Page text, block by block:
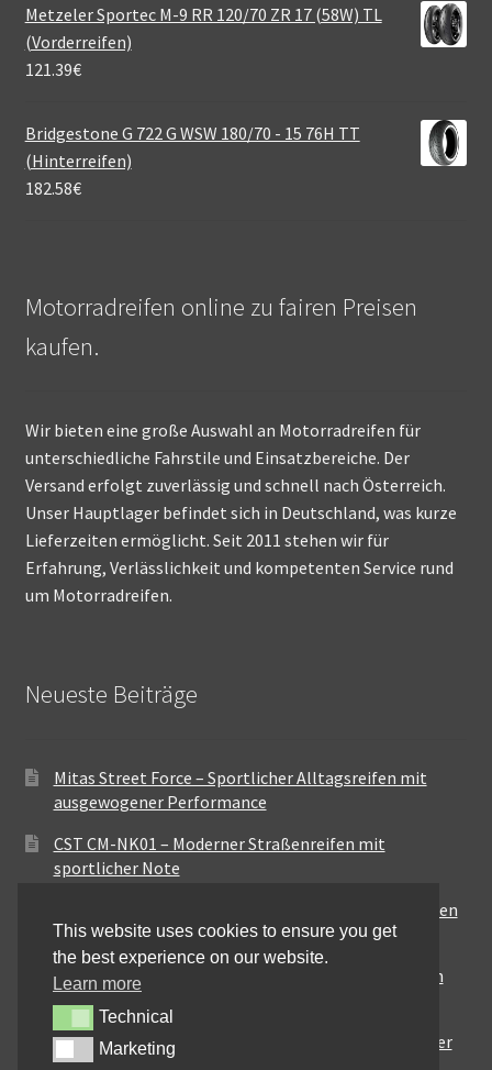
Metzeler Sportec M-9 RR 120/70 ZR 17 (58W) TL
(Vorderreifen)
121.39€
Bridgestone G 722 G WSW 180/70 - 15 76H TT
(Hinterreifen)
182.58€
Motorradreifen online zu fairen Preisen
kaufen.
Wir bieten eine große Auswahl an Motorradreifen für
unterschiedliche Fahrstile und Einsatzbereiche. Der
Versand erfolgt zuverlässig und schnell nach Österreich.
Unser Hauptlager befindet sich in Deutschland, was kurze
Lieferzeiten ermöglicht. Seit 2011 stehen wir für
Erfahrung, Verlässlichkeit und kompetenten Service rund
um Motorradreifen.
Neueste Beiträge
Mitas Street Force – Sportlicher Alltagsreifen mit
ausgewogener Performance
CST CM-NK01 – Moderner Straßenreifen mit
sportlicher Note
Maxxis MA-ST3 – Ausgewogener Sport-Touring-Reifen
für vielseitige Einsätze
Pirelli City Demon – Zuverlässigkeit für den urbanen
Alltag
Metzeler Perfect ME77 – Klassische Optik mit solider
Straßenperformance
This website uses cookies to ensure you get
the best experience on our website.
Learn more
TechnicalTechnical
MarketingMarketing